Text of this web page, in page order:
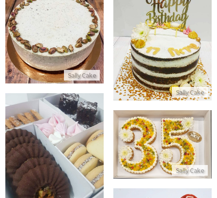
Sally Cake
עוגת מוסים קפה ופיסטוק
התקשר/י
Sally Cake
עוגה עירומה מעוצבת ליום הולדת NAKED CAKE
התקשר/י
מארז עוגיות
התקשר/י Sally Cake
עוגת מספרים מושלמת
התקשר/י